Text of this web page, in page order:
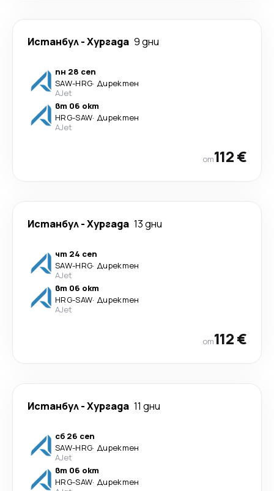
Истанбул-Хургада 9 дни
пн 28 сеп
SAW-HRG· Директен
AJet
вт 06 окт
HRG-SAW· Директен
AJet
от112 €
Истанбул-Хургада 13 дни
чт 24 сеп
SAW-HRG· Директен
AJet
вт 06 окт
HRG-SAW· Директен
AJet
от112 €
Истанбул-Хургада 11 дни
сб 26 сеп
SAW-HRG· Директен
AJet
вт 06 окт
HRG-SAW· Директен